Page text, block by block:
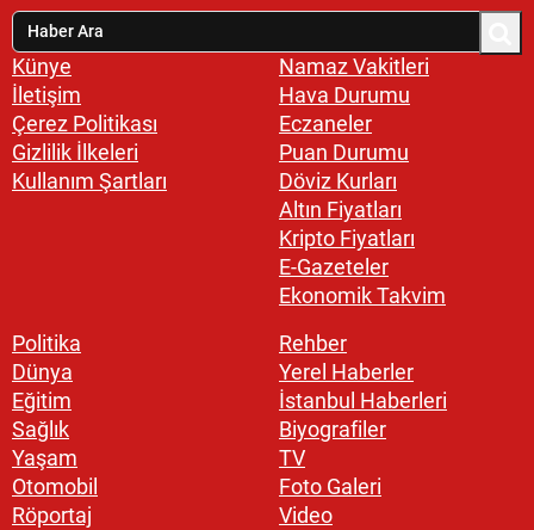
Künye
İletişim
Çerez Politikası
Gizlilik İlkeleri
Kullanım Şartları
Namaz Vakitleri
Hava Durumu
Eczaneler
Puan Durumu
Döviz Kurları
Altın Fiyatları
Kripto Fiyatları
E-Gazeteler
Ekonomik Takvim
Politika
Dünya
Eğitim
Sağlık
Yaşam
Otomobil
Röportaj
Rehber
Yerel Haberler
İstanbul Haberleri
Biyografiler
TV
Foto Galeri
Video